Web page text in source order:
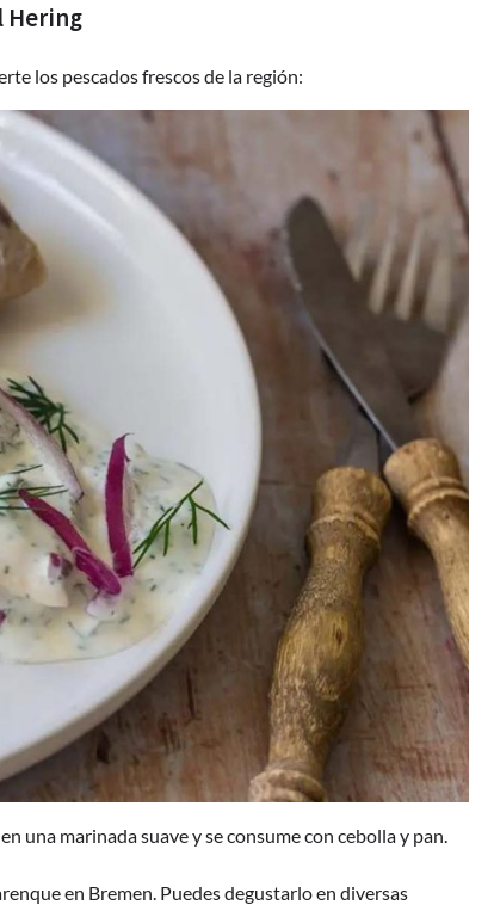
Hering
los pescados frescos de la región:
una marinada suave y se consume con cebolla y pan.
en Bremen. Puedes degustarlo en diversas